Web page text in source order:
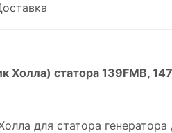
Холла) статора 139FMB,
для статора